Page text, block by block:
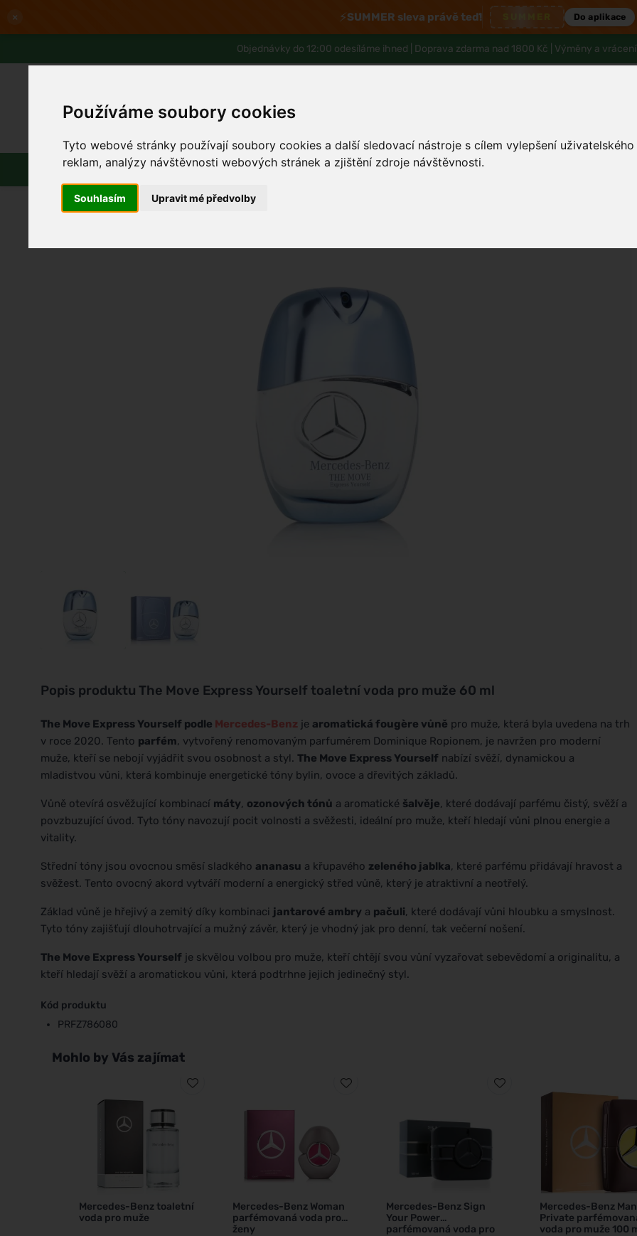
Používáme soubory cookies
Tyto webové stránky používají soubory cookies a další sledovací nástroje s cílem vylepšení
reklam, analýzy návštěvnosti webových stránek a zjištění zdroje návštěvnosti.
Souhlasím Upravit mé předvolby
× ⚡SUMMER sleva právě teď! Do aplikace
Objednávky do 12:00 odesíláme ihned | Doprava zdarma nad 1800 Kč | Výměny a
Slevy až -80% Blog Lexikon
Parfémy Líčení Vlasy Pleť Tělo a hygiena Děti
Popis produktu The Move Express Yourself toaletní voda pro muže 60 ml
The Move Express Yourself podle Mercedes-Benz je aromatická fougère vůně pro muže, která byla uvedena na trh
v roce 2020. Tento parfém, vytvořený renomovaným parfumérem Dominique Ropionem, je navržen pro moderní
muže, kteří se nebojí vyjádřit svou osobnost a styl. The Move Express Yourself nabízí svěží, dynamickou a
mladistvou vůni, která kombinuje energetické tóny bylin, ovoce a dřevitých základů.
Vůně otevírá osvěžující kombinací máty, ozonových tónů a aromatické šalvěje, které dodávají parfému čistý, svěží a
povzbuzující úvod. Tyto tóny navozují pocit volnosti a svěžesti, ideální pro muže, kteří hledají vůni plnou energie a
vitality.
Střední tóny jsou ovocnou směsí sladkého ananasu a křupavého zeleného jablka, které parfému přidávají hravost a
svěžest. Tento ovocný akord vytváří moderní a energický střed vůně, který je atraktivní a neotřelý.
Základ vůně je hřejivý a zemitý díky kombinaci jantarové ambry a pačuli, které dodávají vůni hloubku a smyslnost.
Tyto tóny zajišťují dlouhotrvající a mužný závěr, který je vhodný jak pro denní, tak večerní nošení.
The Move Express Yourself je skvělou volbou pro muže, kteří chtějí svou vůní vyzařovat sebevědomí a originalitu, a
kteří hledají svěží a aromatickou vůni, která podtrhne jejich jedinečný styl.
Kód produktu
PRFZ786080
Mohlo by Vás zajímat
Mercedes-Benz toaletní
voda pro muže
Mercedes-Benz Woman
parfémovaná voda pro
ženy
Mercedes-Benz Sign
Your Power
parfémovaná voda pro
Mercedes-Benz Man
Private
voda pro muže 100